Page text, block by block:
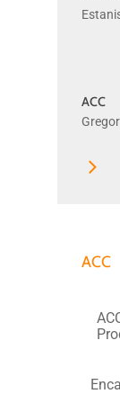
ACC
ACC
ACC